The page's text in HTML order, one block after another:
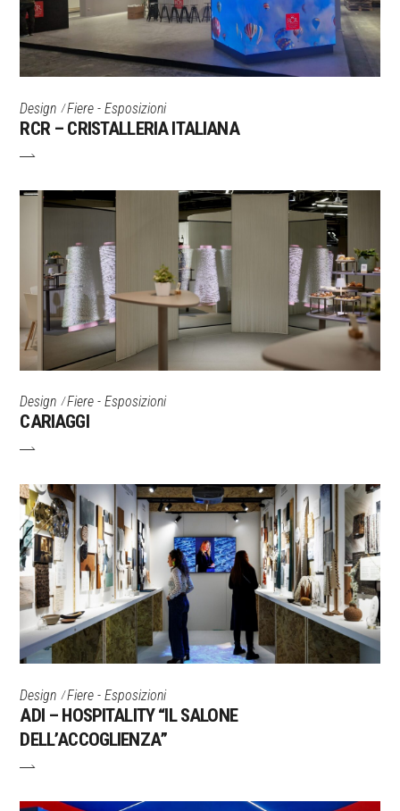
Design Fiere - Esposizioni
RCR – CRISTALLERIA ITALIANA
Design Fiere - Esposizioni
CARIAGGI
Design Fiere - Esposizioni
ADI – HOSPITALITY “IL SALONE
DELL’ACCOGLIENZA”